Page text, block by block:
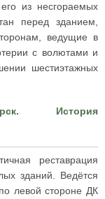
из несгораемых
перед зданием,
ведущие в
с волютами и
шестиэтажных
История
реставрация
зданий. Ведётся
левой стороне ДК